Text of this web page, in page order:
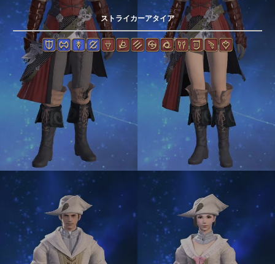
ストライカーアタイア